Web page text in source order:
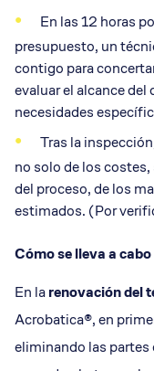
En las 12 horas
presupuesto, un
contigo para
evaluar el alcance del
necesidades
Tras la
no solo de los
del proceso, de los
estimados. (Por
Cómo se lleva a
En larenovación del
Acrobatica®, en
eliminando las partes